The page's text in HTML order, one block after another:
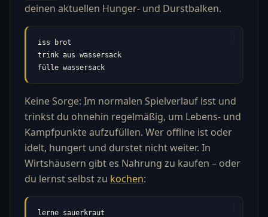
deinen aktuellen Hunger- und Durstbalken.
iss brot
trink aus wassersack
fülle wassersack
Keine Sorge: Im normalen Spielverlauf isst und
trinkst du ohnehin regelmäßig, um Lebens- und
Kampfpunkte aufzufüllen. Wer offline ist oder
idelt, hungert und durstet nicht weiter. In
Wirtshäusern gibt es Nahrung zu kaufen – oder
du lernst selbst zu kochen:
lerne sauerkraut